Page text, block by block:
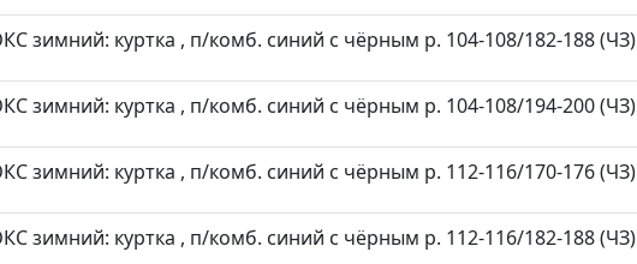
зимний: куртка , п/комб. синий с чёрным р. 104-108/182-188 (ЧЗ)
зимний: куртка , п/комб. синий с чёрным р. 104-108/194-200 (ЧЗ)
зимний: куртка , п/комб. синий с чёрным р. 112-116/170-176 (ЧЗ)
зимний: куртка , п/комб. синий с чёрным р. 112-116/182-188 (ЧЗ)